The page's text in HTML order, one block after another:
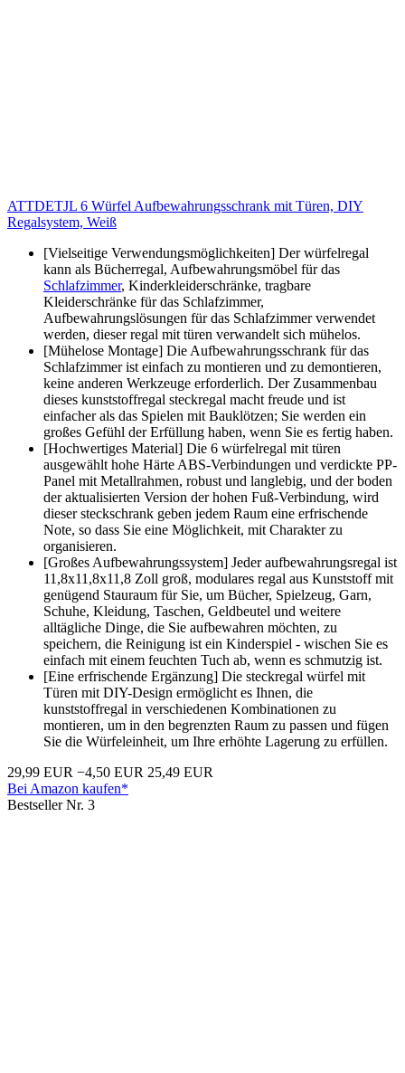
ATTDETJL 6 Würfel Aufbewahrungsschrank mit Türen, DIY
Regalsystem, Weiß
[Vielseitige Verwendungsmöglichkeiten] Der würfelregal
kann als Bücherregal, Aufbewahrungsmöbel für das
Schlafzimmer, Kinderkleiderschränke, tragbare
Kleiderschränke für das Schlafzimmer,
Aufbewahrungslösungen für das Schlafzimmer verwendet
werden, dieser regal mit türen verwandelt sich mühelos.
[Mühelose Montage] Die Aufbewahrungsschrank für das
Schlafzimmer ist einfach zu montieren und zu demontieren,
keine anderen Werkzeuge erforderlich. Der Zusammenbau
dieses kunststoffregal steckregal macht freude und ist
einfacher als das Spielen mit Bauklötzen; Sie werden ein
großes Gefühl der Erfüllung haben, wenn Sie es fertig haben.
[Hochwertiges Material] Die 6 würfelregal mit türen
ausgewählt hohe Härte ABS-Verbindungen und verdickte PP-
Panel mit Metallrahmen, robust und langlebig, und der boden
der aktualisierten Version der hohen Fuß-Verbindung, wird
dieser steckschrank geben jedem Raum eine erfrischende
Note, so dass Sie eine Möglichkeit, mit Charakter zu
organisieren.
[Großes Aufbewahrungssystem] Jeder aufbewahrungsregal ist
11,8x11,8x11,8 Zoll groß, modulares regal aus Kunststoff mit
genügend Stauraum für Sie, um Bücher, Spielzeug, Garn,
Schuhe, Kleidung, Taschen, Geldbeutel und weitere
alltägliche Dinge, die Sie aufbewahren möchten, zu
speichern, die Reinigung ist ein Kinderspiel - wischen Sie es
einfach mit einem feuchten Tuch ab, wenn es schmutzig ist.
[Eine erfrischende Ergänzung] Die steckregal würfel mit
Türen mit DIY-Design ermöglicht es Ihnen, die
kunststoffregal in verschiedenen Kombinationen zu
montieren, um in den begrenzten Raum zu passen und fügen
Sie die Würfeleinheit, um Ihre erhöhte Lagerung zu erfüllen.
29,99 EUR −4,50 EUR 25,49 EUR
Bei Amazon kaufen*
Bestseller Nr. 3